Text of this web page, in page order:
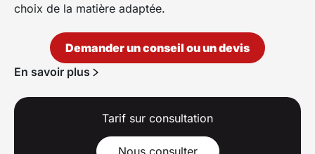
choix de la matière adaptée.
Demander un conseil ou un devis
En savoir plus
Tarif sur consultation
Nous consulter